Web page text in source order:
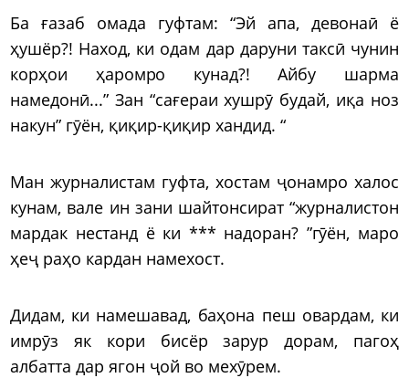
Ба ғазаб омада гуфтам: “Эй апа, девонаӣ ё
ҳушёр?! Наход, ки одам дар даруни таксӣ чунин
корҳои ҳаромро кунад?! Айбу шарма
намедонӣ...” Зан “сағераи хушрӯ будай, иқа ноз
накун” гӯён, қиқир-қиқир хандид. “
Ман журналистам гуфта, хостам ҷонамро халос
кунам, вале ин зани шайтонсират “журналистон
мардак нестанд ё ки *** надоран? ”гӯён, маро
ҳеҷ раҳо кардан намехост.
Дидам, ки намешавад, баҳона пеш овардам, ки
имрӯз як кори бисёр зарур дорам, пагоҳ
албатта дар ягон ҷой во мехӯрем.